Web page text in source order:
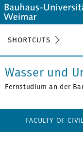
SHORTCUTS
Wasser und
Fernstudium an der
FACULTY OF